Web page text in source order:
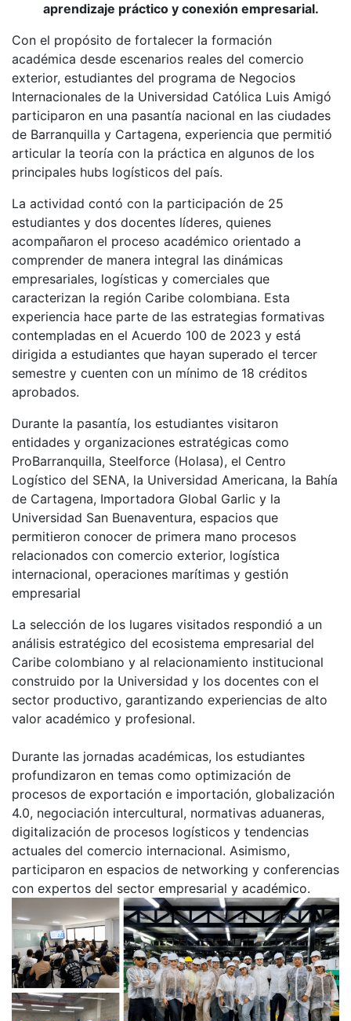
aprendizaje práctico y conexión empresarial.
Con el propósito de fortalecer la formación
académica desde escenarios reales del comercio
exterior, estudiantes del programa de Negocios
Internacionales de la Universidad Católica Luis Amigó
participaron en una pasantía nacional en las ciudades
de Barranquilla y Cartagena, experiencia que permitió
articular la teoría con la práctica en algunos de los
principales hubs logísticos del país.
La actividad contó con la participación de 25
estudiantes y dos docentes líderes, quienes
acompañaron el proceso académico orientado a
comprender de manera integral las dinámicas
empresariales, logísticas y comerciales que
caracterizan la región Caribe colombiana. Esta
experiencia hace parte de las estrategias formativas
contempladas en el Acuerdo 100 de 2023 y está
dirigida a estudiantes que hayan superado el tercer
semestre y cuenten con un mínimo de 18 créditos
aprobados.
Durante la pasantía, los estudiantes visitaron
entidades y organizaciones estratégicas como
ProBarranquilla, Steelforce (Holasa), el Centro
Logístico del SENA, la Universidad Americana, la Bahía
de Cartagena, Importadora Global Garlic y la
Universidad San Buenaventura, espacios que
permitieron conocer de primera mano procesos
relacionados con comercio exterior, logística
internacional, operaciones marítimas y gestión
empresarial
La selección de los lugares visitados respondió a un
análisis estratégico del ecosistema empresarial del
Caribe colombiano y al relacionamiento institucional
construido por la Universidad y los docentes con el
sector productivo, garantizando experiencias de alto
valor académico y profesional.
Durante las jornadas académicas, los estudiantes
profundizaron en temas como optimización de
procesos de exportación e importación, globalización
4.0, negociación intercultural, normativas aduaneras,
digitalización de procesos logísticos y tendencias
actuales del comercio internacional. Asimismo,
participaron en espacios de networking y conferencias
con expertos del sector empresarial y académico.